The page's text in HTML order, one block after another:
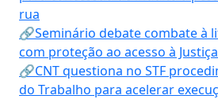
rua
🔗Seminário debate combate à
com proteção ao acesso à Justiça
🔗CNT questiona no STF
do Trabalho para acelerar